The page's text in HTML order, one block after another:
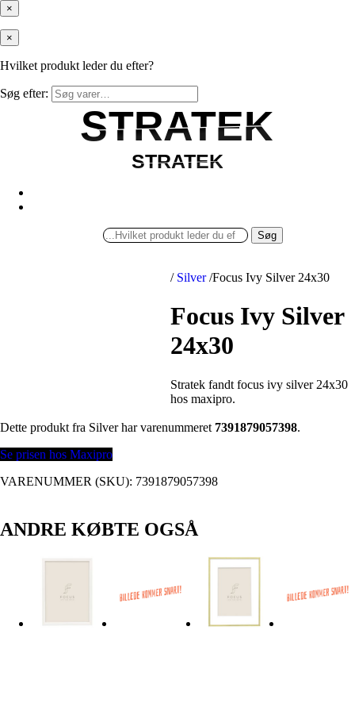
×
×
Hvilket produkt leder du efter?
Søg efter:
STRATEK
STRATEK
STRATEK
STRATEK
Søg
/ Silver /Focus Ivy Silver 24x30
Focus Ivy Silver
24x30
Stratek fandt focus ivy silver 24x30
hos maxipro.
Dette produkt fra Silver har varenummeret 7391879057398.
Se prisen hos Maxipro
VARENUMMER (SKU): 7391879057398
ANDRE KØBTE OGSÅ